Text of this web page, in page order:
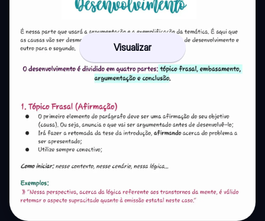
Visualizar